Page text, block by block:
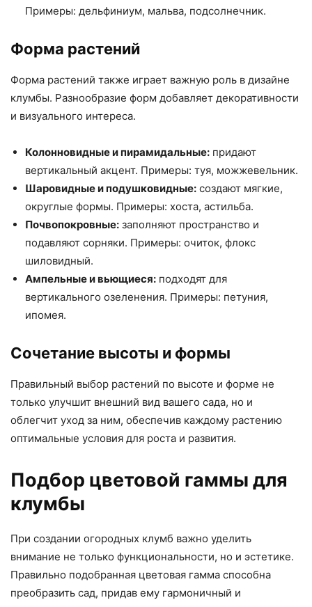
Примеры: дельфиниум, мальва, подсолнечник.
Форма растений
Форма растений также играет важную роль в дизайне
клумбы. Разнообразие форм добавляет декоративности
и визуального интереса.
Колонновидные и пирамидальные: придают
вертикальный акцент. Примеры: туя, можжевельник.
Шаровидные и подушковидные: создают мягкие,
округлые формы. Примеры: хоста, астильба.
Почвопокровные: заполняют пространство и
подавляют сорняки. Примеры: очиток, флокс
шиловидный.
Ампельные и вьющиеся: подходят для
вертикального озеленения. Примеры: петуния,
ипомея.
Сочетание высоты и формы
Правильный выбор растений по высоте и форме не
только улучшит внешний вид вашего сада, но и
облегчит уход за ним, обеспечив каждому растению
оптимальные условия для роста и развития.
Подбор цветовой гаммы для
клумбы
При создании огородных клумб важно уделить
внимание не только функциональности, но и эстетике.
Правильно подобранная цветовая гамма способна
преобразить сад, придав ему гармоничный и